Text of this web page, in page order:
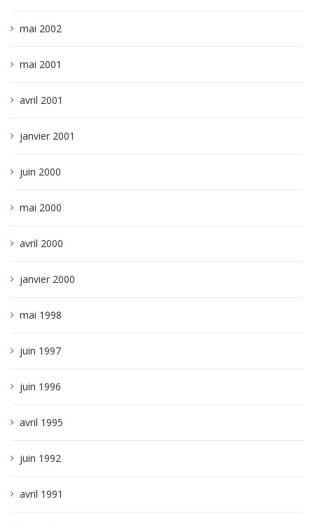
mai 2002
mai 2001
avril 2001
janvier 2001
juin 2000
mai 2000
avril 2000
janvier 2000
mai 1998
juin 1997
juin 1996
avril 1995
juin 1992
avril 1991